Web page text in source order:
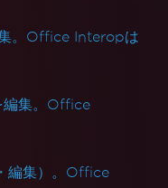
。Office Interopは
編集。Office
編集）。Office